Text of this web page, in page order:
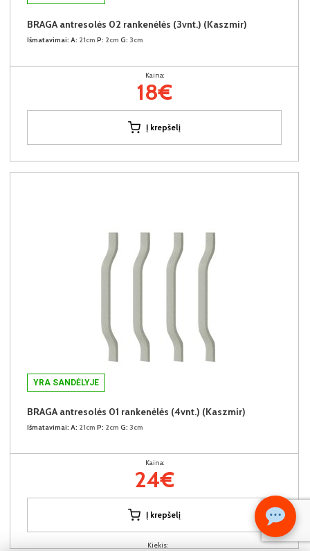
Kiekis:
BRAGA antresolės 02 rankenėlės (3vnt.) (Kaszmir)
Išmatavimai: A: 21cm P: 2cm G: 3cm
Kaina:
18€
Į krepšelį
YRA SANDĖLYJE
BRAGA antresolės 01 rankenėlės (4vnt.) (Kaszmir)
Išmatavimai: A: 21cm P: 2cm G: 3cm
Kaina:
24€
Į krepšelį